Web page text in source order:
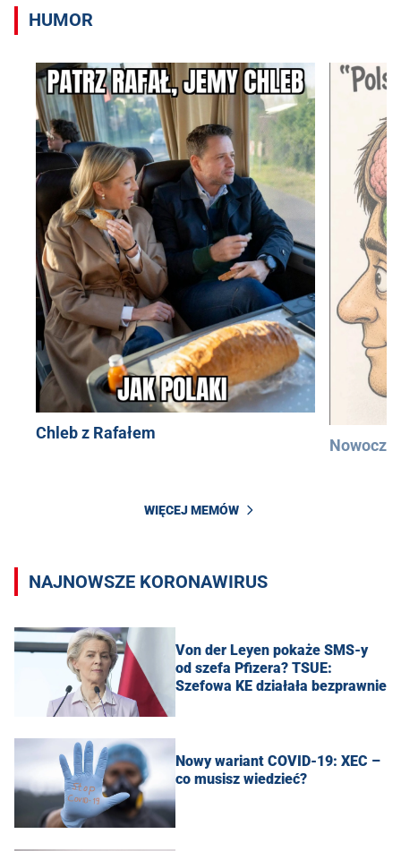
HUMOR
Chleb z Rafałem
WIĘCEJ MEMÓW
NAJNOWSZE KORONAWIRUS
Von der Leyen pokaże SMS-y
od szefa Pfizera? TSUE:
Szefowa KE działała bezprawnie
Nowy wariant COVID-19: XEC –
co musisz wiedzieć?